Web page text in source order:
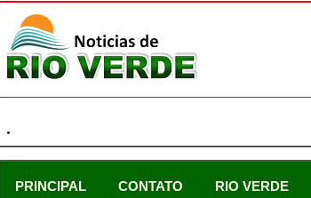
.
PRINCIPAL CONTATO RIO VERDE